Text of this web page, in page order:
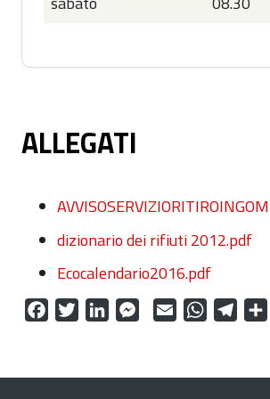
ALLEGATI
dizionario dei rifiuti 2012.pdf
Ecocalendario2016.pdf
FacebookTwitterLinkedInMessenger
Email WhatsApp